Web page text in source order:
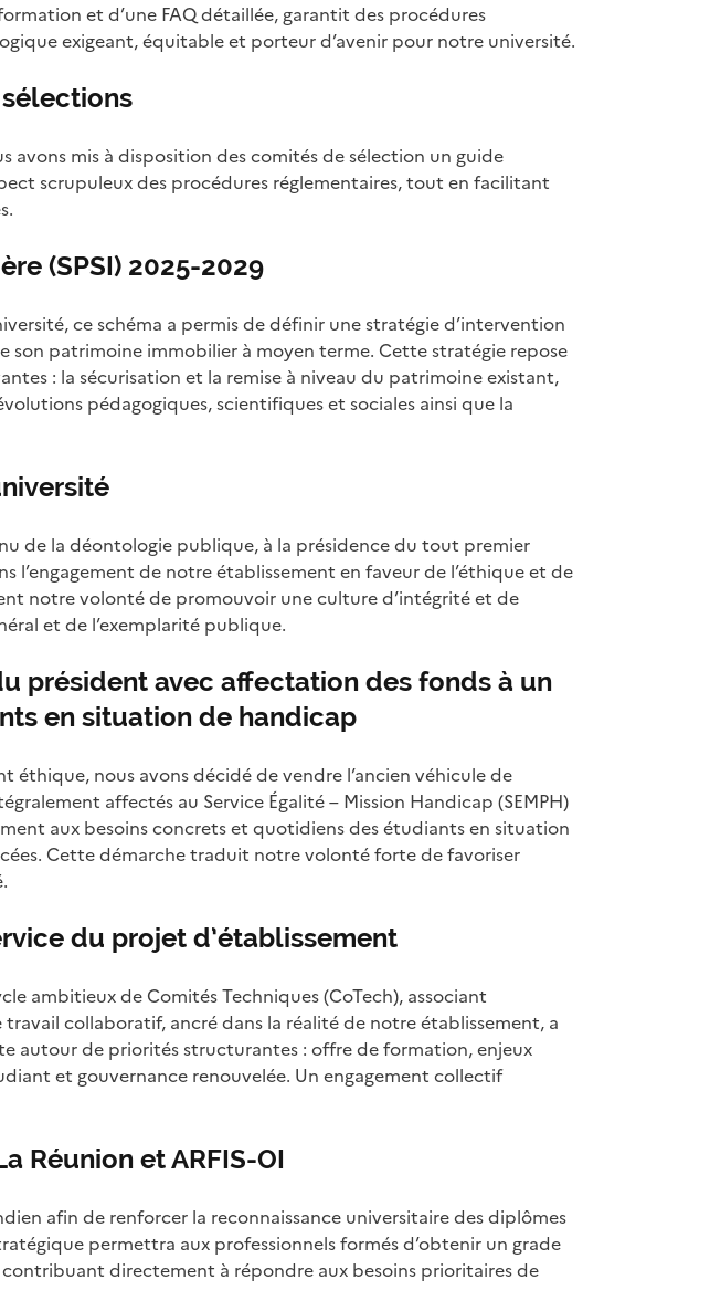
et d’une FAQ détaillée, garantit des procédures
exigeant, équitable et porteur d’avenir pour notre université.
avons mis à disposition des comités de sélection un guide
scrupuleux des procédures réglementaires, tout en facilitant
(SPSI) 2025-2029
ce schéma a permis de définir une stratégie d’intervention
son patrimoine immobilier à moyen terme. Cette stratégie repose
: la sécurisation et la remise à niveau du patrimoine existant,
pédagogiques, scientifiques et sociales ainsi que la
de la déontologie publique, à la présidence du tout premier
l’engagement de notre établissement en faveur de l’éthique et de
notre volonté de promouvoir une culture d’intégrité et de
et de l’exemplarité publique.
président avec affectation des fonds à un
en situation de handicap
éthique, nous avons décidé de vendre l’ancien véhicule de
affectés au Service Égalité – Mission Handicap (SEMPH)
aux besoins concrets et quotidiens des étudiants en situation
Cette démarche traduit notre volonté forte de favoriser
du projet d’établissement
ambitieux de Comités Techniques (CoTech), associant
collaboratif, ancré dans la réalité de notre établissement, a
autour de priorités structurantes : offre de formation, enjeux
et gouvernance renouvelée. Un engagement collectif
Réunion et ARFIS-OI
afin de renforcer la reconnaissance universitaire des diplômes
permettra aux professionnels formés d’obtenir un grade
directement à répondre aux besoins prioritaires de